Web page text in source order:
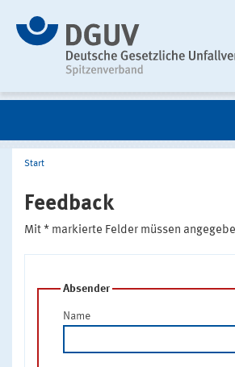
Start
Feedback
Mit * markierte Felder müssen
Absender
Name